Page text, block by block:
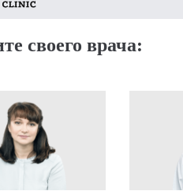
своего врача: